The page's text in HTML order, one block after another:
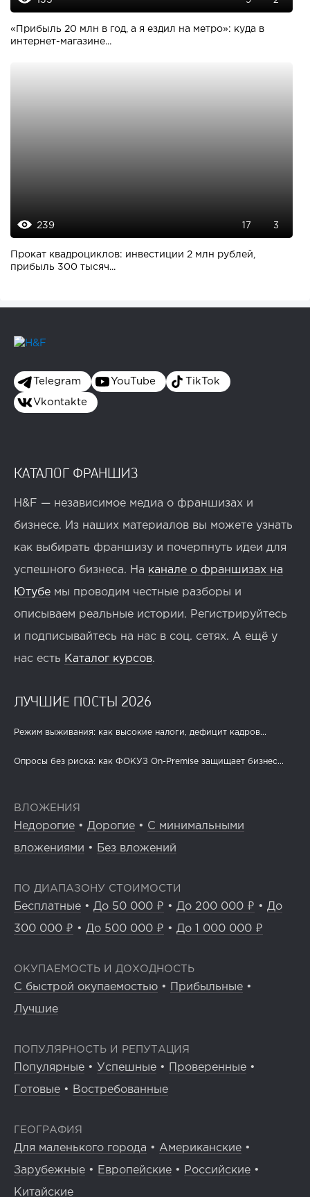
«Прибыль 20 млн в год, а я ездил на метро»: куда в
интернет-магазине...
239 17 3
Прокат квадроциклов: инвестиции 2 млн рублей,
прибыль 300 тысяч...
Telegram YouTube TikTok
Vkontakte
КАТАЛОГ ФРАНШИЗ
H&F — независимое медиа о франшизах и
бизнесе. Из наших материалов вы можете узнать
как выбирать франшизу и почерпнуть идеи для
успешного бизнеса. На канале о франшизах на
Ютубе мы проводим честные разборы и
описываем реальные истории. Регистрируйтесь
и подписывайтесь на нас в соц. сетях. А ещё у
нас есть Каталог курсов.
ЛУЧШИЕ ПОСТЫ 2026
Режим выживания: как высокие налоги, дефицит кадров...
Опросы без риска: как ФОКУЗ On-Premise защищает бизнес...
ВЛОЖЕНИЯ
Недорогие • Дорогие • С минимальными
вложениями • Без вложений
ПО ДИАПАЗОНУ СТОИМОСТИ
Бесплатные • До 50 000 ₽ • До 200 000 ₽ • До
300 000 ₽ • До 500 000 ₽ • До 1 000 000 ₽
ОКУПАЕМОСТЬ И ДОХОДНОСТЬ
С быстрой окупаемостью • Прибыльные •
Лучшие
ПОПУЛЯРНОСТЬ И РЕПУТАЦИЯ
Популярные • Успешные • Проверенные •
Готовые • Востребованные
ГЕОГРАФИЯ
Для маленького города • Американские •
Зарубежные • Европейские • Российские •
Китайские